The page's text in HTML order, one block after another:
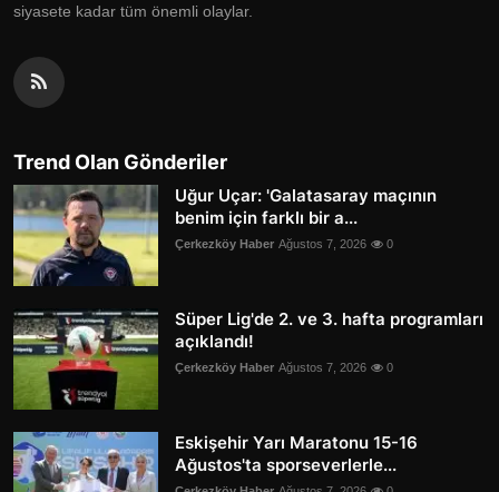
siyasete kadar tüm önemli olaylar.
Trend Olan Gönderiler
Uğur Uçar: 'Galatasaray maçının
benim için farklı bir a...
Çerkezköy Haber Ağustos 7, 2026 0
Süper Lig'de 2. ve 3. hafta programları
açıklandı!
Çerkezköy Haber Ağustos 7, 2026 0
Eskişehir Yarı Maratonu 15-16
Ağustos'ta sporseverlerle...